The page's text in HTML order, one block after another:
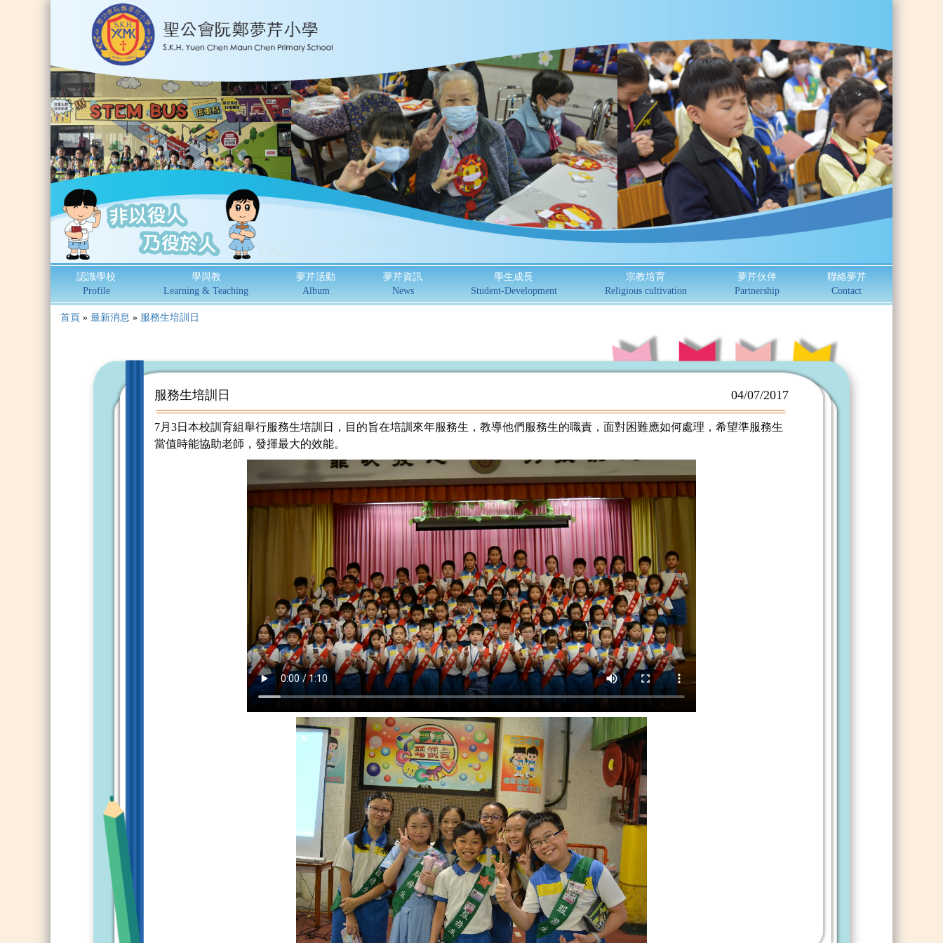
認識學校
Profile
學與教
Learning & Teaching
夢芹活動
Album
夢芹資訊
News
學生成長
Student-Development
宗教培育
Religious cultivation
夢芹伙伴
Partnership
聯絡夢芹
Contact
首頁 » 最新消息 » 服務生培訓日
服務生培訓日 04/07/2017
7月3日本校訓育組舉行服務生培訓日，目的旨在培訓來年服務生，教導他們服務生的職責，面對困難應如何處理，希望準服務生
當值時能協助老師，發揮最大的效能。